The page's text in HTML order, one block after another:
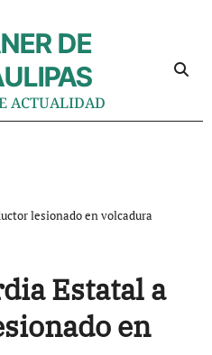
DE
ACTUALIDAD
lesionado en volcadura
Estatal a
en